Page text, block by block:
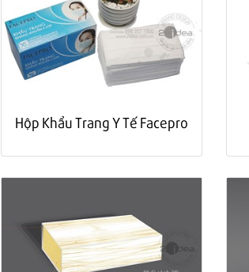
Hộp Khẩu Trang Y Tế Facepro